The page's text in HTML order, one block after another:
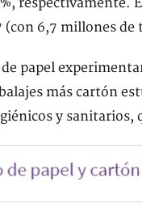
respectivamente.
6,7 millones de
papel
más cartón
y sanitarios,